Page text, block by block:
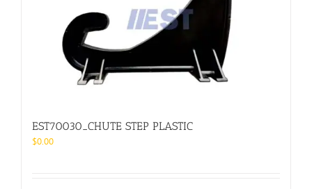
EST70030_CHUTE STEP PLASTIC
$0.00